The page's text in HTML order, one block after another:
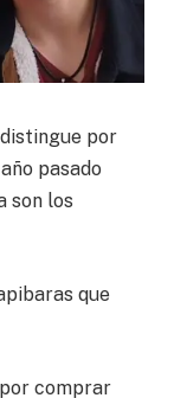
por
pasado
son los
que
comprar